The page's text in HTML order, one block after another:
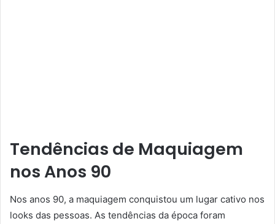
Tendências de Maquiagem
nos Anos 90
Nos anos 90, a maquiagem conquistou um lugar cativo nos
looks das pessoas. As tendências da época foram